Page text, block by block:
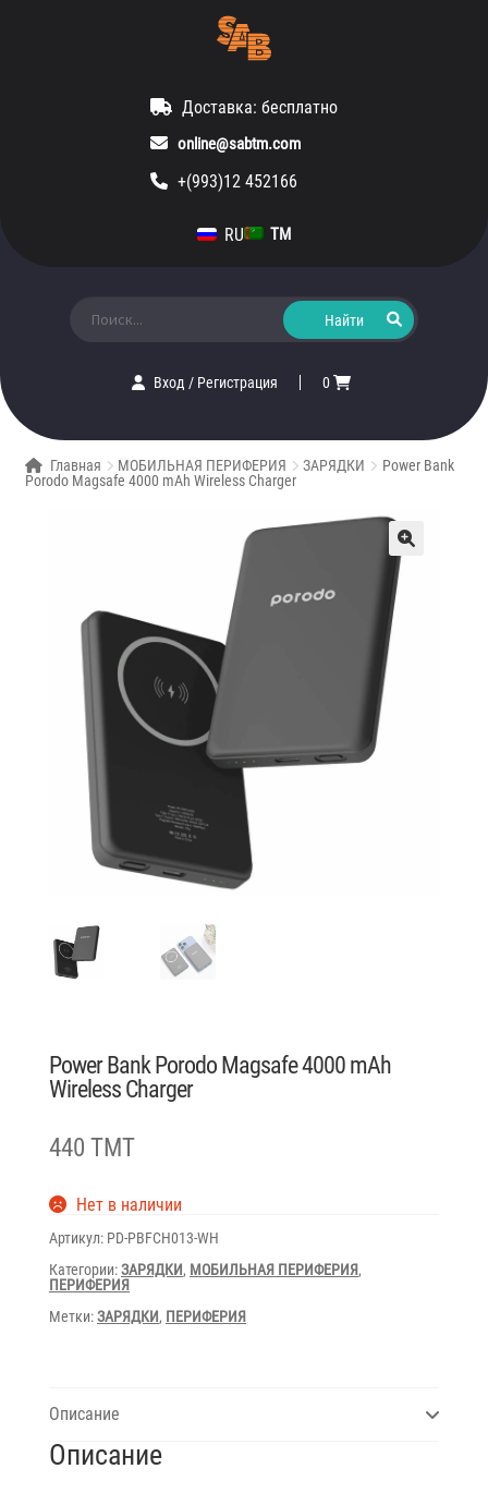
Доставка: бесплатно
online@sabtm.com
+(993)12 452166
RU TM
Вход/ Регистрация 0
Главная МОБИЛЬНАЯ ПЕРИФЕРИЯ ЗАРЯДКИ
Power Bank
Porodo Magsafe 4000 mAh Wireless Charger
Power Bank Porodo Magsafe 4000 mAh
Wireless Charger
440 TMT
Нет в наличии
Артикул: PD-PBFCH013-WH
Категории:ЗАРЯДКИ, МОБИЛЬНАЯ ПЕРИФЕРИЯ,
ПЕРИФЕРИЯ
Метки:ЗАРЯДКИ, ПЕРИФЕРИЯ
Описание
Описание